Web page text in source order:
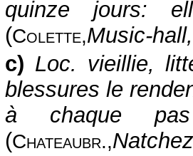
quinze jours:
(Colette,Music-hall,
c) Loc. vieillie,
blessures le
à chaque
(Chateaubr.,